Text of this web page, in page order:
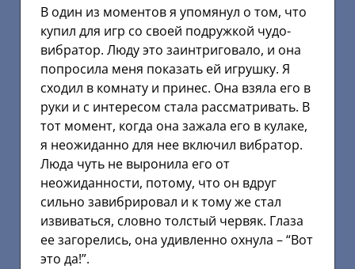
В один из моментов я упомянул о том, что
купил для игр со своей подружкой чудо-
вибратор. Люду это заинтриговало, и она
попросила меня показать ей игрушку. Я
сходил в комнату и принес. Она взяла его в
руки и с интересом стала рассматривать. В
тот момент, когда она зажала его в кулаке,
я неожиданно для нее включил вибратор.
Люда чуть не выронила его от
неожиданности, потому, что он вдруг
сильно завибрировал и к тому же стал
извиваться, словно толстый червяк. Глаза
ее загорелись, она удивленно охнула – “Вот
это да!”.